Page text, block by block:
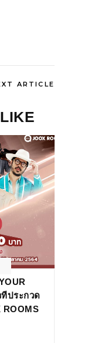
ARTICLE
ทีประกวด
ROOMS